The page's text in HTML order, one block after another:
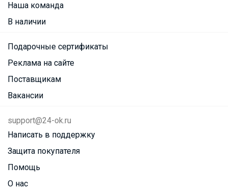
Наша команда
В наличии
Подарочные сертификаты
Реклама на сайте
Поставщикам
Вакансии
support@24-ok.ru
Написать в поддержку
Защита покупателя
Помощь
О нас